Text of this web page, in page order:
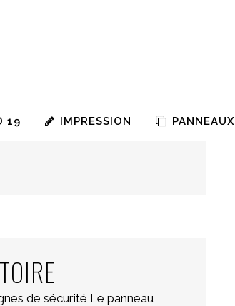
19 IMPRESSION PANNEAUX
de sécurité Le panneau